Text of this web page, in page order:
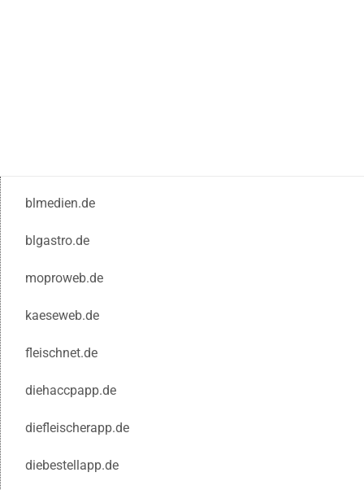
blmedien.de
blgastro.de
moproweb.de
kaeseweb.de
fleischnet.de
diehaccpapp.de
diefleischerapp.de
diebestellapp.de